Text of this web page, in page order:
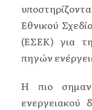
Εθνικού
(ΕΣΕΚ) για
πηγών
Η πιο
ενεργειακού